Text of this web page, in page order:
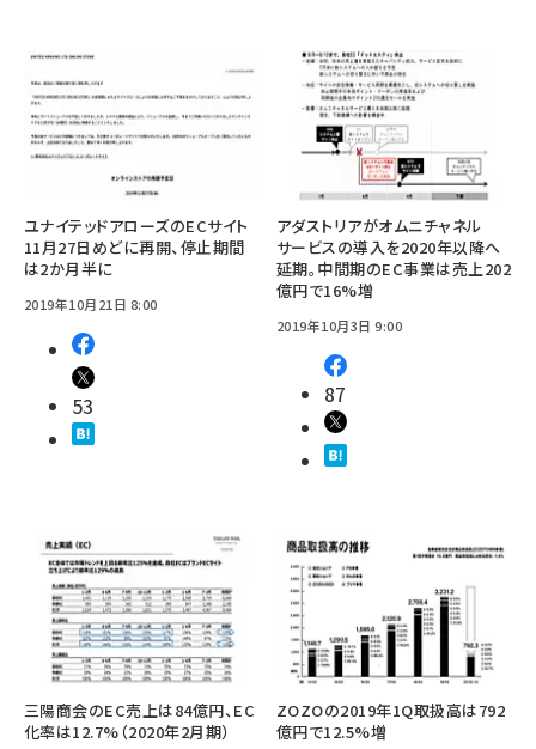
ユナイテッドアローズのECサイト
11月27日めどに再開、停止期間
は2か月半に
2019年10月21日 8:00
53
アダストリアがオムニチャネル
サービスの導入を2020年以降へ
延期。中間期のEC事業は売上202
億円で16%増
2019年10月3日 9:00
87
三陽商会のEC売上は84億円、EC
化率は12.7%（2020年2月期）
ZOZOの2019年1Q取扱高は792
億円で12.5%増